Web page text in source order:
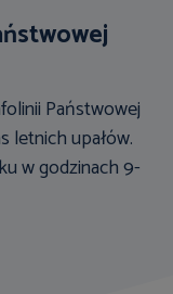
Państwowej
letnich upałów.
w godzinach 9-